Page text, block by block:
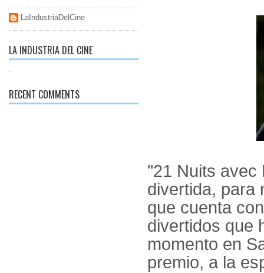
LaIndustriaDelCine
LA INDUSTRIA DEL CINE
-
RECENT COMMENTS
"21 Nuits avec
divertida, para
que cuenta
divertidos que
momento en
premio, a la